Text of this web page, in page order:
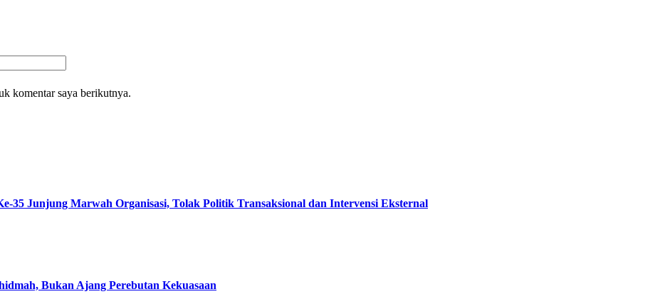
komentar saya berikutnya.
35 Junjung Marwah Organisasi, Tolak Politik Transaksional dan Intervensi Eksternal
Bukan Ajang Perebutan Kekuasaan